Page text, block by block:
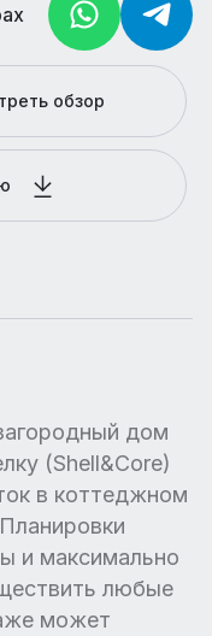
обзор
дом
(Shell&Core)
в коттеджном
и максимально
любые
может